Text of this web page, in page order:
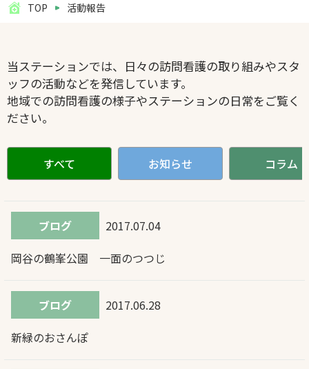
TOP 活動報告
当ステーションでは、日々の訪問看護の取り組みやスタ
ッフの活動などを発信しています。
地域での訪問看護の様子やステーションの日常をご覧く
ださい。
すべて お知らせ コラム
ブログ
2017.07.04
岡谷の鶴峯公園 一面のつつじ
ブログ
2017.06.28
新緑のおさんぽ